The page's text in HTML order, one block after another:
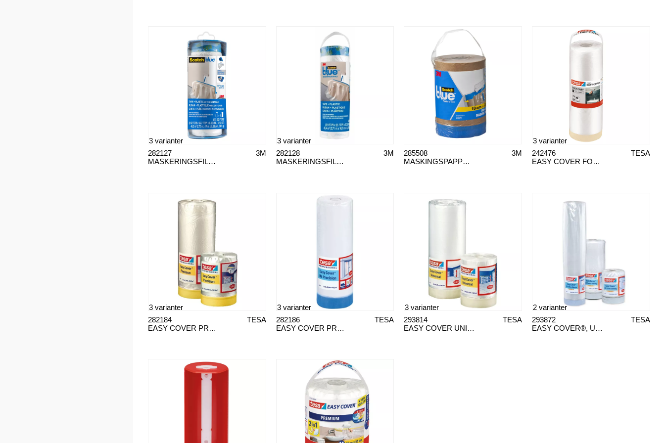
MASKERINGSFILM INKL. DISPENSER
3M
282127
3 varianter
MASKERINGSFILM REFILL
3M
282128
3 varianter
MASKINGSPAPPER REFILL
3M
285508
EASY COVER FOLIE ECONOMY
TESA
242476
3 varianter
EASY COVER PRECISION
TESA
282184
3 varianter
EASY COVER PRECISION UV
TESA
282186
3 varianter
EASY COVER UNIVERSAL 4368
TESA
293814
3 varianter
EASY COVER®, UV EKSTRA STERK, MED STOFFTAPE 4373
TESA
293872
2 varianter